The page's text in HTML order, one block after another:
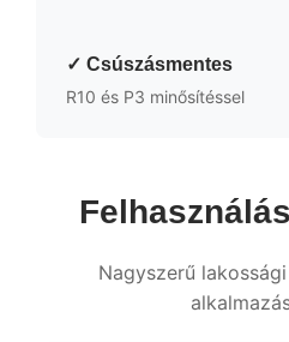
✓ Csúszásmentes
R10 és P3 minősítéssel
Nagyszerű